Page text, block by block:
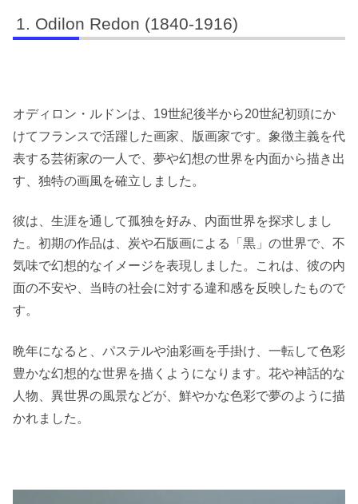
Odilon Redon (1840-1916)
オディロン・ルドンは、19世紀後半から20世紀初頭にか
けてフランスで活躍した画家、版画家です。象徴主義を代
表する芸術家の一人で、夢や幻想の世界を内面から描き出
す、独特の画風を確立しました。
彼は、生涯を通して孤独を好み、内面世界を探求しまし
た。初期の作品は、炭や石版画による「黒」の世界で、不
気味で幻想的なイメージを表現しました。これは、彼の内
面の不安や、当時の社会に対する違和感を反映したもので
す。
晩年になると、パステルや油彩画を手掛け、一転して色彩
豊かな幻想的な世界を描くようになります。花や神話的な
人物、異世界の風景などが、鮮やかな色彩で夢のように描
かれました。